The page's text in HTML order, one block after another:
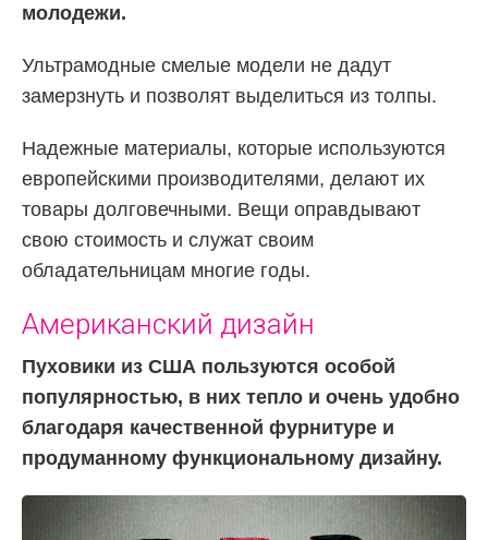
молодежи.
Ультрамодные смелые модели не дадут
замерзнуть и позволят выделиться из толпы.
Надежные материалы, которые используются
европейскими производителями, делают их
товары долговечными. Вещи оправдывают
свою стоимость и служат своим
обладательницам многие годы.
Американский дизайн
Пуховики из США пользуются особой
популярностью, в них тепло и очень удобно
благодаря качественной фурнитуре и
продуманному функциональному дизайну.